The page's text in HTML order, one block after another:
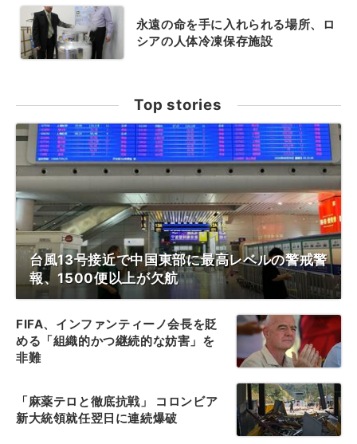
永遠の命を手に入れられる場所、ロ
シアの人体冷凍保存施設
Top stories
台風13号接近で中国東部に最高レベルの警戒警
報、1500便以上が欠航
FIFA、インファンティーノ会長を貶
める「組織的かつ継続的な妨害」を
非難
「麻薬テロと徹底抗戦」 コロンビア
新大統領就任翌日に連続爆破